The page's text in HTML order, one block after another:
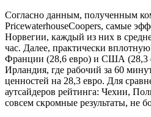
Согласно данным, полученным
PricewaterhouseCoopers, самые
Норвегии, каждый из них в
час. Далее, практически
Франции (28,6 евро) и США (28,3
Ирландия, где рабочий за 60
ценностей на 28,3 евро. Для
аутсайдеров рейтинга: Чехии,
совсем скромные результаты, не